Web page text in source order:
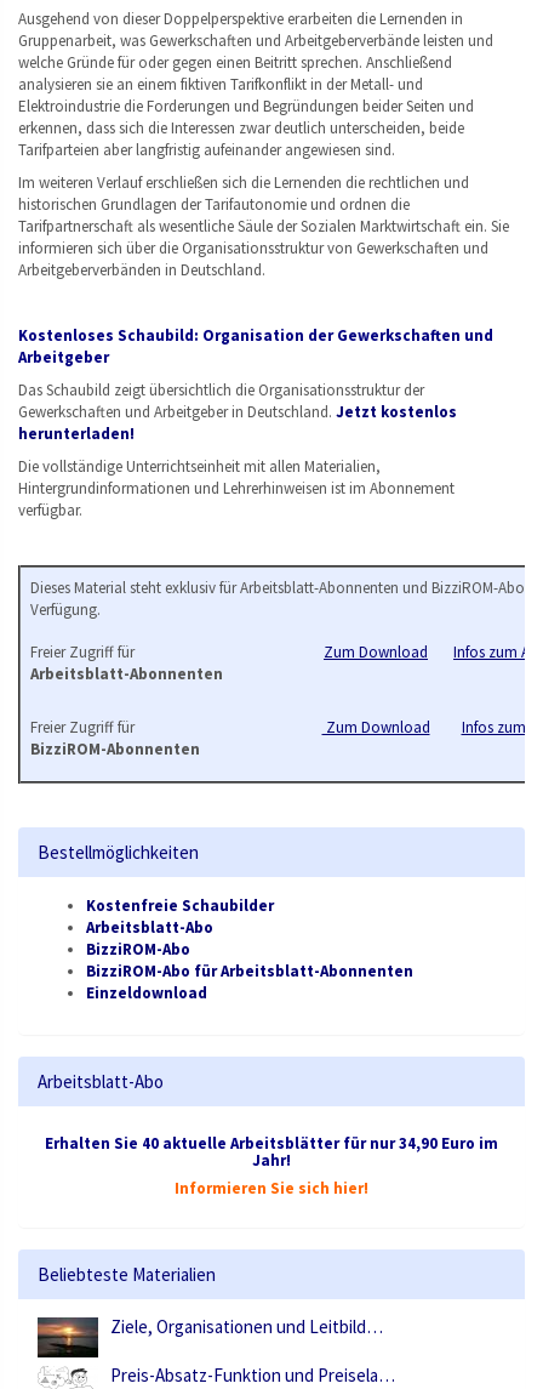
Ausgehend von dieser Doppelperspektive erarbeiten die Lernenden in
Gruppenarbeit, was Gewerkschaften und Arbeitgeberverbände leisten und
welche Gründe für oder gegen einen Beitritt sprechen. Anschließend
analysieren sie an einem fiktiven Tarifkonflikt in der Metall- und
Elektroindustrie die Forderungen und Begründungen beider Seiten und
erkennen, dass sich die Interessen zwar deutlich unterscheiden, beide
Tarifparteien aber langfristig aufeinander angewiesen sind.
Im weiteren Verlauf erschließen sich die Lernenden die rechtlichen und
historischen Grundlagen der Tarifautonomie und ordnen die
Tarifpartnerschaft als wesentliche Säule der Sozialen Marktwirtschaft ein. Sie
informieren sich über die Organisationsstruktur von Gewerkschaften und
Arbeitgeberverbänden in Deutschland.
Kostenloses Schaubild: Organisation der Gewerkschaften und
Arbeitgeber
Das Schaubild zeigt übersichtlich die Organisationsstruktur der
Gewerkschaften und Arbeitgeber in Deutschland. Jetzt kostenlos
herunterladen!
Die vollständige Unterrichtseinheit mit allen Materialien,
Hintergrundinformationen und Lehrerhinweisen ist im Abonnement
verfügbar.
Dieses Material steht exklusiv für Arbeitsblatt-Abonnenten und BizziROM-
Verfügung.
Freier Zugriff für
Arbeitsblatt-Abonnenten
Zum Download Infos zum
Freier Zugriff für
BizziROM-Abonnenten
Zum Download Infos zum
Bestellmöglichkeiten
Kostenfreie Schaubilder
Arbeitsblatt-Abo
BizziROM-Abo
BizziROM-Abo für Arbeitsblatt-Abonnenten
Einzeldownload
Arbeitsblatt-Abo
Erhalten Sie 40 aktuelle Arbeitsblätter für nur 34,90 Euro im
Jahr!
Informieren Sie sich hier!
Beliebteste Materialien
Ziele, Organisationen und Leitbild…
Preis-Absatz-Funktion und Preisela…